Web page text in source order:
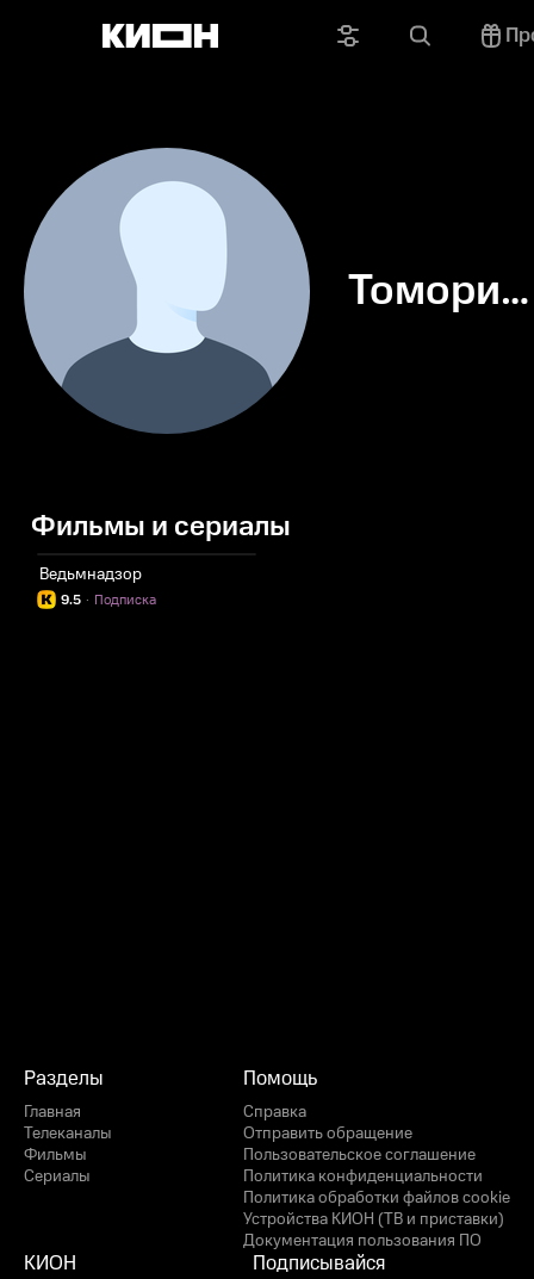
Томори
Фильмы и сериалы
Ведьмнадзор
9.5 Подписка
·
Разделы
Главная
Телеканалы
Фильмы
Сериалы
Помощь
Справка
Отправить обращение
Пользовательское соглашение
Политика конфиденциальности
Политика обработки файлов cookie
Устройства КИОН (ТВ и приставки)
Документация пользования ПО
КИОН Подписывайся